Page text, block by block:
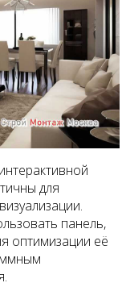
для
панель,
оптимизации её